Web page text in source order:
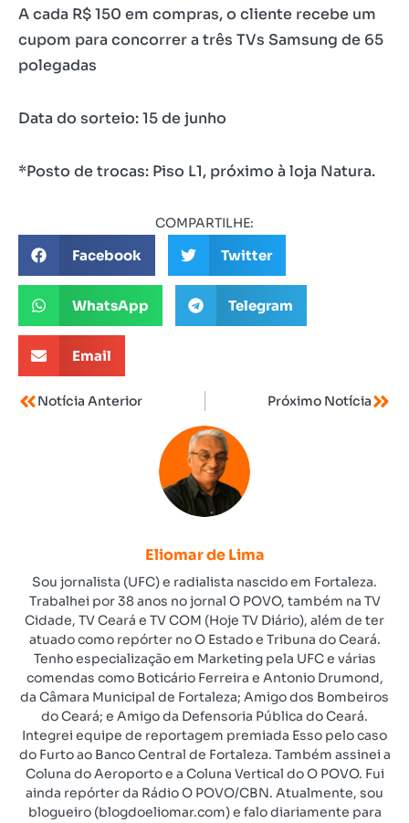
A cada R$ 150 em compras, o cliente recebe um
cupom para concorrer a três TVs Samsung de 65
polegadas
Data do sorteio: 15 de junho
*Posto de trocas: Piso L1, próximo à loja Natura.
COMPARTILHE:
Facebook Twitter
WhatsApp Telegram
Email
Notícia Anterior Próximo Notícia
Eliomar de Lima
Sou jornalista (UFC) e radialista nascido em Fortaleza.
Trabalhei por 38 anos no jornal O POVO, também na TV
Cidade, TV Ceará e TV COM (Hoje TV Diário), além de ter
atuado como repórter no O Estado e Tribuna do Ceará.
Tenho especialização em Marketing pela UFC e várias
comendas como Boticário Ferreira e Antonio Drumond,
da Câmara Municipal de Fortaleza; Amigo dos Bombeiros
do Ceará; e Amigo da Defensoria Pública do Ceará.
Integrei equipe de reportagem premiada Esso pelo caso
do Furto ao Banco Central de Fortaleza. Também assinei a
Coluna do Aeroporto e a Coluna Vertical do O POVO. Fui
ainda repórter da Rádio O POVO/CBN. Atualmente, sou
blogueiro (blogdoeliomar.com) e falo diariamente para